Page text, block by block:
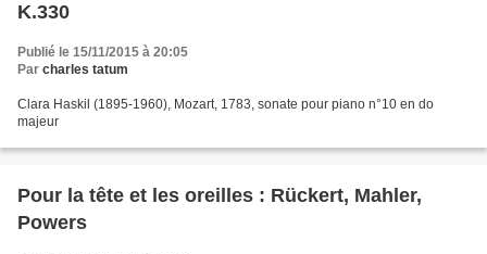
K.330
Publié le 15/11/2015 à 20:05
Par charles tatum
Clara Haskil (1895-1960), Mozart, 1783, sonate pour piano n°10 en do
majeur
Pour la tête et les oreilles : Rückert, Mahler,
Powers